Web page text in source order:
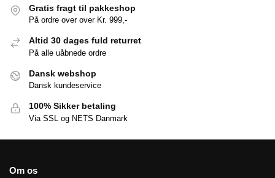
Gratis fragt til pakkeshop
På ordre over over Kr. 999,-
Altid 30 dages fuld returret
På alle uåbnede ordre
Dansk webshop
Dansk kundeservice
100% Sikker betaling
Via SSL og NETS Danmark
Om os